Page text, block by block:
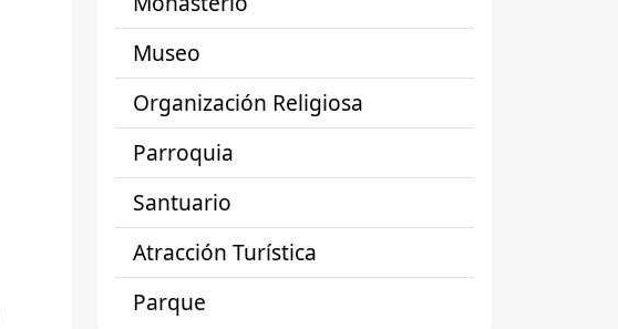
Museo
Organización Religiosa
Parroquia
Santuario
Atracción Turística
Parque